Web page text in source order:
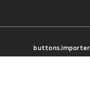
buttons.importer